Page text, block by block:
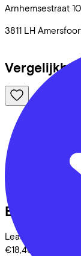
Arnhemsestraat 10
3811 LH
Excelsior
Leaseprijs p/m
€18,46